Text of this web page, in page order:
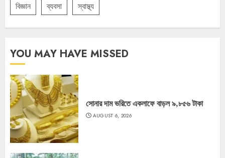
বিজ্ঞান
ব্যবসা স্বাস্থ্য
YOU MAY HAVE MISSED
সোনার দাম ভরিতে একলাফে বাড়ল ৯,৮৫৬ টাকা
AUGUST 6, 2026